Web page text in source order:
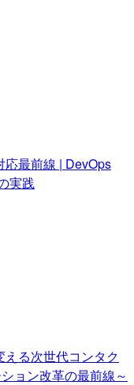
応最前線 | DevOps
実践
える次世代コンタク
ョン改革の最前線～